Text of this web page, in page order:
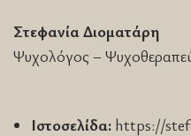
Στεφανία Διοματάρη
Ψυχολόγος –
Ιστοσελίδα: https://